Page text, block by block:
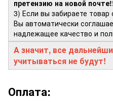
претензию на новой
3) Если вы забираете
Вы автоматически
надлежащее качество и
А значит, все
учитываться не будут!
Оплата: